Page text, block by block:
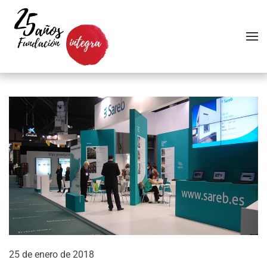
Skip to main content
25 de enero de 2018